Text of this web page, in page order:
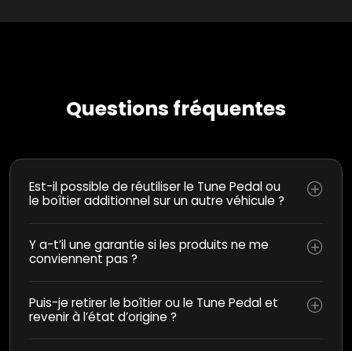
Questions fréquentes
Est-il possible de réutiliser le Tune Pedal ou
le boîtier additionnel sur un autre véhicule ?
Y a-t’il une garantie si les produits ne me
conviennent pas ?
Puis-je retirer le boîtier ou le Tune Pedal et
revenir à l’état d’origine ?